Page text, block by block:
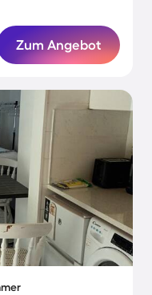
Zum Angebot